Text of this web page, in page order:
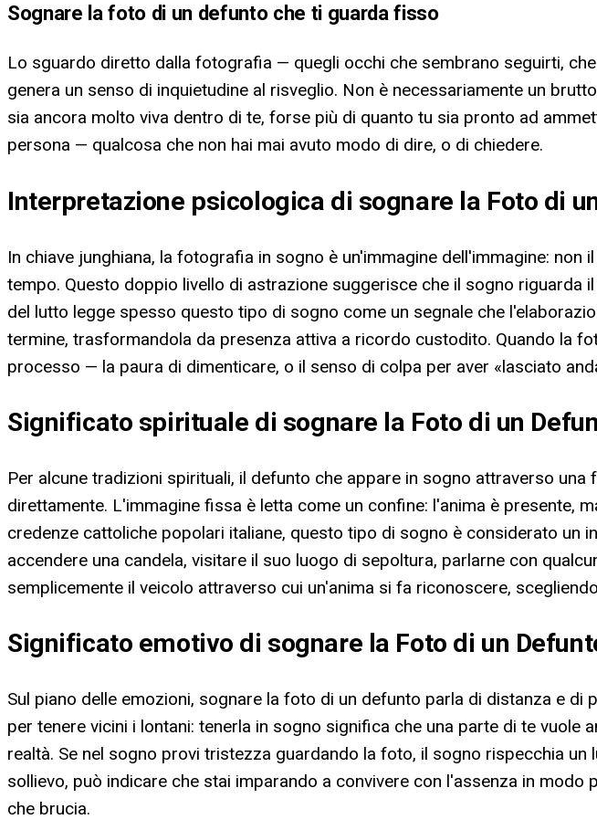
Sognare la foto di un defunto che ti guarda fisso
Lo sguardo diretto dalla fotografia — quegli occhi che sembrano seguirti,
genera un senso di inquietudine al risveglio. Non è necessariamente un
sia ancora molto viva dentro di te, forse più di quanto tu sia pronto ad
persona — qualcosa che non hai mai avuto modo di dire, o di chiedere.
Interpretazione psicologica di sognare la Foto di
In chiave junghiana, la fotografia in sogno è un'immagine dell'immagine:
tempo. Questo doppio livello di astrazione suggerisce che il sogno
del lutto legge spesso questo tipo di sogno come un segnale che
termine, trasformandola da presenza attiva a ricordo custodito. Quando la
processo — la paura di dimenticare, o il senso di colpa per aver «lasciato
Significato spirituale di sognare la Foto di un
Per alcune tradizioni spirituali, il defunto che appare in sogno attraverso
direttamente. L'immagine fissa è letta come un confine: l'anima è presente,
credenze cattoliche popolari italiane, questo tipo di sogno è considerato
accendere una candela, visitare il suo luogo di sepoltura, parlarne con
semplicemente il veicolo attraverso cui un'anima si fa riconoscere,
Significato emotivo di sognare la Foto di un
Sul piano delle emozioni, sognare la foto di un defunto parla di distanza e
per tenere vicini i lontani: tenerla in sogno significa che una parte di te vuole
realtà. Se nel sogno provi tristezza guardando la foto, il sogno rispecchia
sollievo, può indicare che stai imparando a convivere con l'assenza in
che brucia.